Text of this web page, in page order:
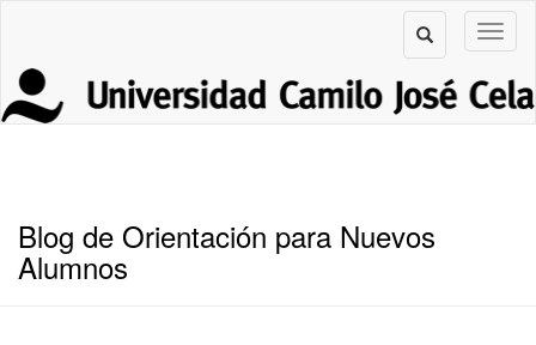
Blog de Orientación para Nuevos
Alumnos